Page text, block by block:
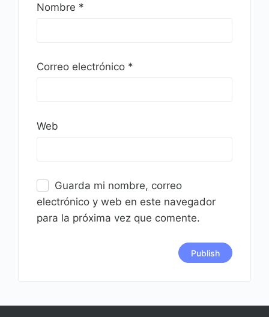
Nombre *
Correo electrónico *
Web
Guarda mi nombre, correo
electrónico y web en este navegador
para la próxima vez que comente.